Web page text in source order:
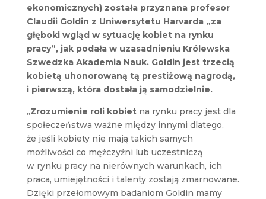
ekonomicznych) została przyznana profesor
Claudii Goldin z Uniwersytetu Harvarda „za
głęboki wgląd w sytuację kobiet na rynku
pracy”, jak podała w uzasadnieniu Królewska
Szwedzka Akademia Nauk. Goldin jest trzecią
kobietą uhonorowaną tą prestiżową nagrodą,
i pierwszą, która dostała ją samodzielnie.
„Zrozumienie roli kobietna rynku pracy jest dla
społeczeństwa ważne między innymi dlatego,
że jeśli kobiety nie mają takich samych
możliwości co mężczyźni lub uczestniczą
w rynku pracy na nierównych warunkach, ich
praca, umiejętności i talenty zostają zmarnowane.
Dzięki przełomowym badaniom Goldin mamy